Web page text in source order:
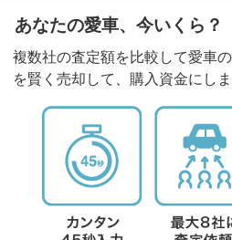
あなたの愛車、今いくら？
複数社の査定額を比較して愛車
を賢く売却して、購入資金にし